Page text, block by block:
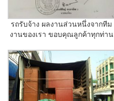
รถรับจ้าง ผลงานส่วนหนึ่งจากทีม
งานของเรา ขอบคุณลูกค้าทุกท่าน